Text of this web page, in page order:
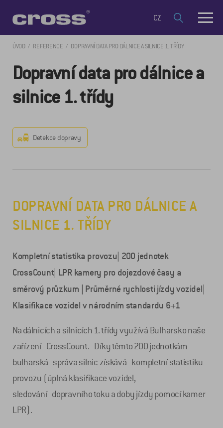
CZ
ÚVOD REFERENCE DOPRAVNÍ DATA PRO DÁLNICE A SILNICE 1. TŘÍDY
Dopravní data pro dálnice a
silnice 1. třídy
Detekce dopravy
DOPRAVNÍ DATA PRO DÁLNICE A
SILNICE 1. TŘÍDY
Kompletní statistika provozu| 200 jednotek
CrossCount| LPR kamery pro dojezdové časy a
směrový průzkum | Průměrné rychlosti jízdy vozidel|
Klasifikace vozidel v národním standardu 6+1
Na dálnicích a silnicích 1. třídy využívá Bulharsko naše
zařízení CrossCount. Díky těmto 200 jednotkám
bulharská správa silnic získává kompletní statistiku
provozu (úplná klasifikace vozidel,
sledování dopravního toku a doby jízdy pomocí kamer
LPR).